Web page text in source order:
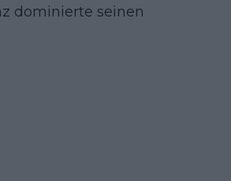
dominierte seinen